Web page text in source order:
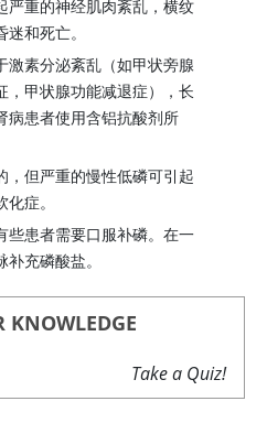
严重的神经肌肉紊乱，横纹
和死亡。
激素分泌紊乱（如甲状旁腺
，甲状腺功能减退症），长
病患者使用含铝抗酸剂所
，但严重的慢性低磷可引起
症。
些患者需要口服补磷。在一
充磷酸盐。
KNOWLEDGE
Take a Quiz!